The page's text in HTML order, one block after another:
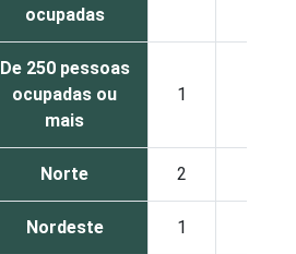
ocupadas
De 250 pessoas
ocupadas ou
mais
1
Norte 2
Nordeste 1